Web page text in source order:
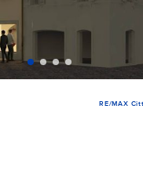
RE/MAX